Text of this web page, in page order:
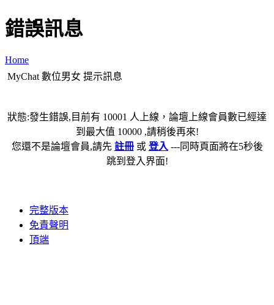
錯誤訊息
Home
MyChat 數位男女 提示訊息
狀態:發生錯誤,目前有 10001 人上線，論壇上線會員數已經達
到最大值 10000 ,請稍後再來!
您還不是論壇會員,請先 註冊或 登入 ---同時頁面將在5秒後
跳到登入界面!
完整版本
免責聲明
頂端